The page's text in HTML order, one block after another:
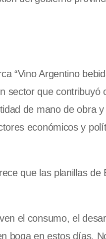
“Vino Argentino
sector que contribuyó
de mano de obra
económicos y
que las planillas de
el consumo, el
boga en estos días.